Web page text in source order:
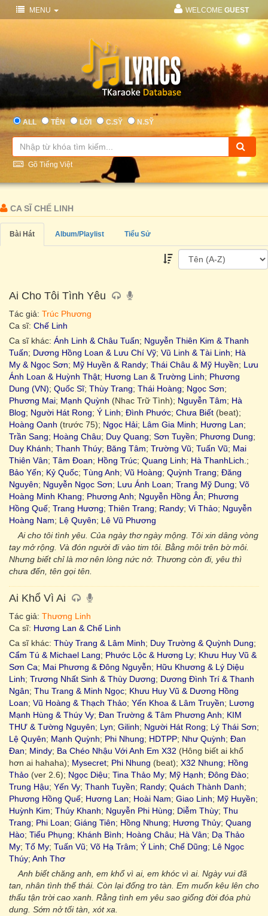
MENU WELCOME GUEST
ALL TÊN LỜI C.SỸ N.SỸ
Gõ Tiếng Việt
CA SĨ CHẾ LINH
Bài Hát Album/Playlist Tiểu Sử
Ai Cho Tôi Tình Yêu
Tác giả: Trúc Phương
Ca sĩ: Chế Linh
Ca sĩ khác: Ánh Linh & Châu Tuấn; Nguyễn Thiên Kim & Thanh
Tuấn; Dương Hồng Loan & Lưu Chí Vỹ; Vũ Linh & Tài Linh; Hà
My & Ngọc Sơn; Mỹ Huyền & Randy; Thái Châu & Mỹ Huyền; Lưu
Ánh Loan & Huỳnh Thật; Hương Lan & Trường Linh; Phương
Dung (VN); Quốc Sĩ; Thùy Trang; Thái Hoàng; Ngọc Sơn;
Phương Mai; Mạnh Quỳnh (Nhac Trữ Tình); Nguyễn Tâm; Hà
Blog; Người Hát Rong; Ý Linh; Đình Phước; Chưa Biết (beat);
Hoàng Oanh (trước 75); Ngọc Hải; Lâm Gia Minh; Hương Lan;
Trần Sang; Hoàng Châu; Duy Quang; Sơn Tuyền; Phương Dung;
Duy Khánh; Thanh Thúy; Băng Tâm; Trường Vũ; Tuấn Vũ; Mai
Thiên Vân; Tâm Đoan; Hồng Trúc; Quang Linh; Hà ThanhLich. ;
Bảo Yến; Kỷ Quốc; Tùng Anh; Vũ Hoàng; Quỳnh Trang; Đăng
Nguyên; Nguyễn Ngọc Sơn; Lưu Ánh Loan; Trang Mỹ Dung; Võ
Hoàng Minh Khang; Phương Anh; Nguyễn Hồng Ân; Phương
Hồng Quế; Trang Hương; Thiên Trang; Randy; Vi Thảo; Nguyễn
Hoàng Nam; Lệ Quyên; Lê Vũ Phương
Ai cho tôi tình yêu. Của ngày thơ ngày mộng. Tôi xin dâng vòng
tay mở rộng. Và đón người đi vào tim tôi. Bằng môi trên bờ môi.
Nhưng biết chỉ là mơ nên lòng nức nở. Thương còn đi, yêu thì
chưa đến, tên gọi tên.
Ai Khổ Vì Ai
Tác giả: Thương Linh
Ca sĩ: Hương Lan & Chế Linh
Ca sĩ khác: Thùy Trang & Lâm Minh; Duy Trường & Quỳnh Dung;
Cẩm Tú & Michael Lang; Phước Lộc & Hương Ly; Khưu Huy Vũ &
Sơn Ca; Mai Phương & Đông Nguyễn; Hữu Khương & Lý Diệu
Linh; Trương Nhất Sinh & Thùy Dương; Dương Đình Trí & Thanh
Ngân; Thu Trang & Minh Ngọc; Khưu Huy Vũ & Dương Hồng
Loan; Vũ Hoàng & Thạch Thảo; Yến Khoa & Lâm Truyền; Lương
Mạnh Hùng & Thúy Vy; Đan Trường & Tâm Phương Anh; KIM
THƯ & Tường Nguyên; Lyn; Gilinh; Người Hát Rong; Lý Thái Sơn;
Lệ Quyên; Mạnh Quỳnh; Phi Nhung; HDTPP; Như Quỳnh; Đan
Đan; Mindy; Ba Chéo Nhậu Với Anh Em X32 (Hông biết ai khổ
hơn ai hahaha); Mysecret; Phi Nhung (beat); X32 Nhung; Hồng
Thảo (ver 2.6); Ngọc Diệu; Tina Thảo My; Mỹ Hạnh; Đông Đào;
Trung Hậu; Yến Vy; Thanh Tuyền; Randy; Quách Thành Danh;
Phương Hồng Quế; Hương Lan; Hoài Nam; Giao Linh; Mỹ Huyền;
Huỳnh Kim; Thúy Khanh; Nguyễn Phi Hùng; Diễm Thùy; Thu
Trang; Phi Loan; Giáng Tiên; Hồng Nhung; Hương Thủy; Quang
Hào; Tiểu Phụng; Khánh Bình; Hoàng Châu; Hà Vân; Dạ Thảo
My; Tố My; Tuấn Vũ; Võ Hạ Trâm; Ý Linh; Chế Dũng; Lê Ngọc
Thúy; Anh Thơ
Anh biết chăng anh, em khổ vì ai, em khóc vì ai. Ngày vui đã
tan, nhân tình thế thái. Còn lại đống tro tàn. Em muốn kêu lên cho
thấu tận trời cao xanh. Rằng tình em yêu sao giống đời đóa phù
dung. Sớm nở tối tàn, xót xa.